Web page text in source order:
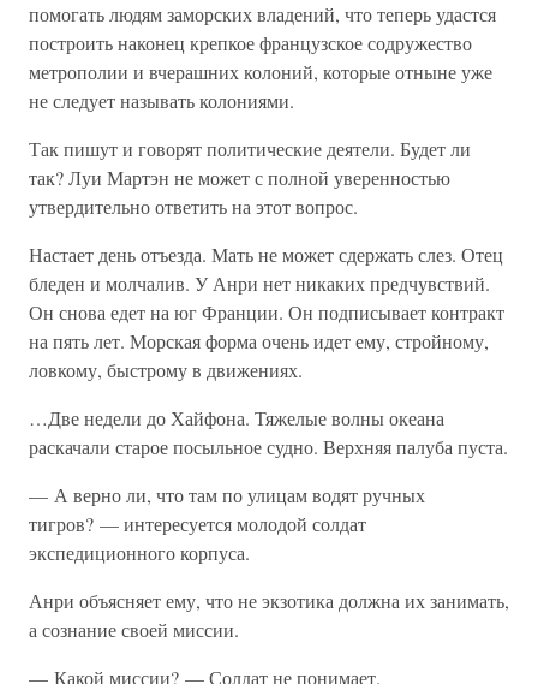
помогать людям заморских владений, что теперь удастся
построить наконец крепкое французское содружество
метрополии и вчерашних колоний, которые отныне уже
не следует называть колониями.
Так пишут и говорят политические деятели. Будет ли
так? Луи Мартэн не может с полной уверенностью
утвердительно ответить на этот вопрос.
Настает день отъезда. Мать не может сдержать слез. Отец
бледен и молчалив. У Анри нет никаких предчувствий.
Он снова едет на юг Франции. Он подписывает контракт
на пять лет. Морская форма очень идет ему, стройному,
ловкому, быстрому в движениях.
…Две недели до Хайфона. Тяжелые волны океана
раскачали старое посыльное судно. Верхняя палуба пуста.
— А верно ли, что там по улицам водят ручных
тигров? — интересуется молодой солдат
экспедиционного корпуса.
Анри объясняет ему, что не экзотика должна их занимать,
а сознание своей миссии.
— Какой миссии? — Солдат не понимает.